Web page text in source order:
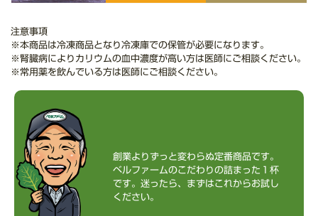
注意事項
※本商品は冷凍商品となり冷凍庫での保管が必要になります。
※腎臓病によりカリウムの血中濃度が高い方は医師にご相談ください。
※常用薬を飲んでいる方は医師にご相談ください。
創業よりずっと変わらぬ定番商品です。
ベルファームのこだわりの詰まった１杯
です。迷ったら、まずはこれからお試し
ください。